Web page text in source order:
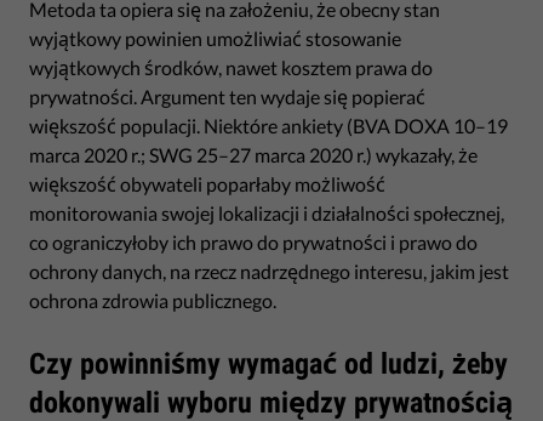
Metoda ta opiera się na założeniu, że obecny stan
wyjątkowy powinien umożliwiać stosowanie
wyjątkowych środków, nawet kosztem prawa do
prywatności. Argument ten wydaje się popierać
większość populacji. Niektóre ankiety (BVA DOXA 10–19
marca 2020 r.; SWG 25–27 marca 2020 r.) wykazały, że
większość obywateli poparłaby możliwość
monitorowania swojej lokalizacji i działalności społecznej,
co ograniczyłoby ich prawo do prywatności i prawo do
ochrony danych, na rzecz nadrzędnego interesu, jakim jest
ochrona zdrowia publicznego.
Czy powinniśmy wymagać od ludzi, żeby
dokonywali wyboru między prywatnością